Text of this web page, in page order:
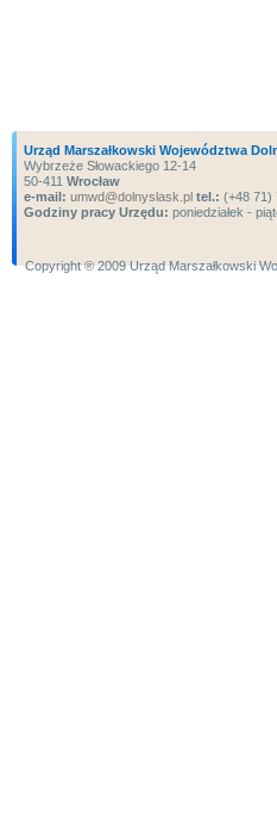
Urząd Marszałkowski Województwa
Wybrzeże Słowackiego 12-14
50-411 Wrocław
e-mail: umwd@dolnyslask.pl tel.: (+48 71)
Godziny pracy Urzędu: poniedziałek -
Copyright ® 2009 Urząd Marszałkowski